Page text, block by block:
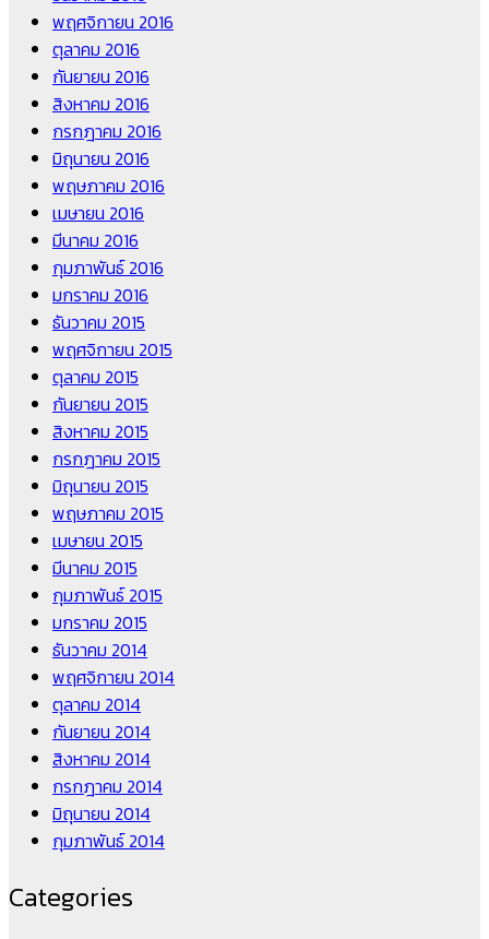
พฤศจิกายน 2016
ตุลาคม 2016
กันยายน 2016
สิงหาคม 2016
กรกฎาคม 2016
มิถุนายน 2016
พฤษภาคม 2016
เมษายน 2016
มีนาคม 2016
กุมภาพันธ์ 2016
มกราคม 2016
ธันวาคม 2015
พฤศจิกายน 2015
ตุลาคม 2015
กันยายน 2015
สิงหาคม 2015
กรกฎาคม 2015
มิถุนายน 2015
พฤษภาคม 2015
เมษายน 2015
มีนาคม 2015
กุมภาพันธ์ 2015
มกราคม 2015
ธันวาคม 2014
พฤศจิกายน 2014
ตุลาคม 2014
กันยายน 2014
สิงหาคม 2014
กรกฎาคม 2014
มิถุนายน 2014
กุมภาพันธ์ 2014
Categories